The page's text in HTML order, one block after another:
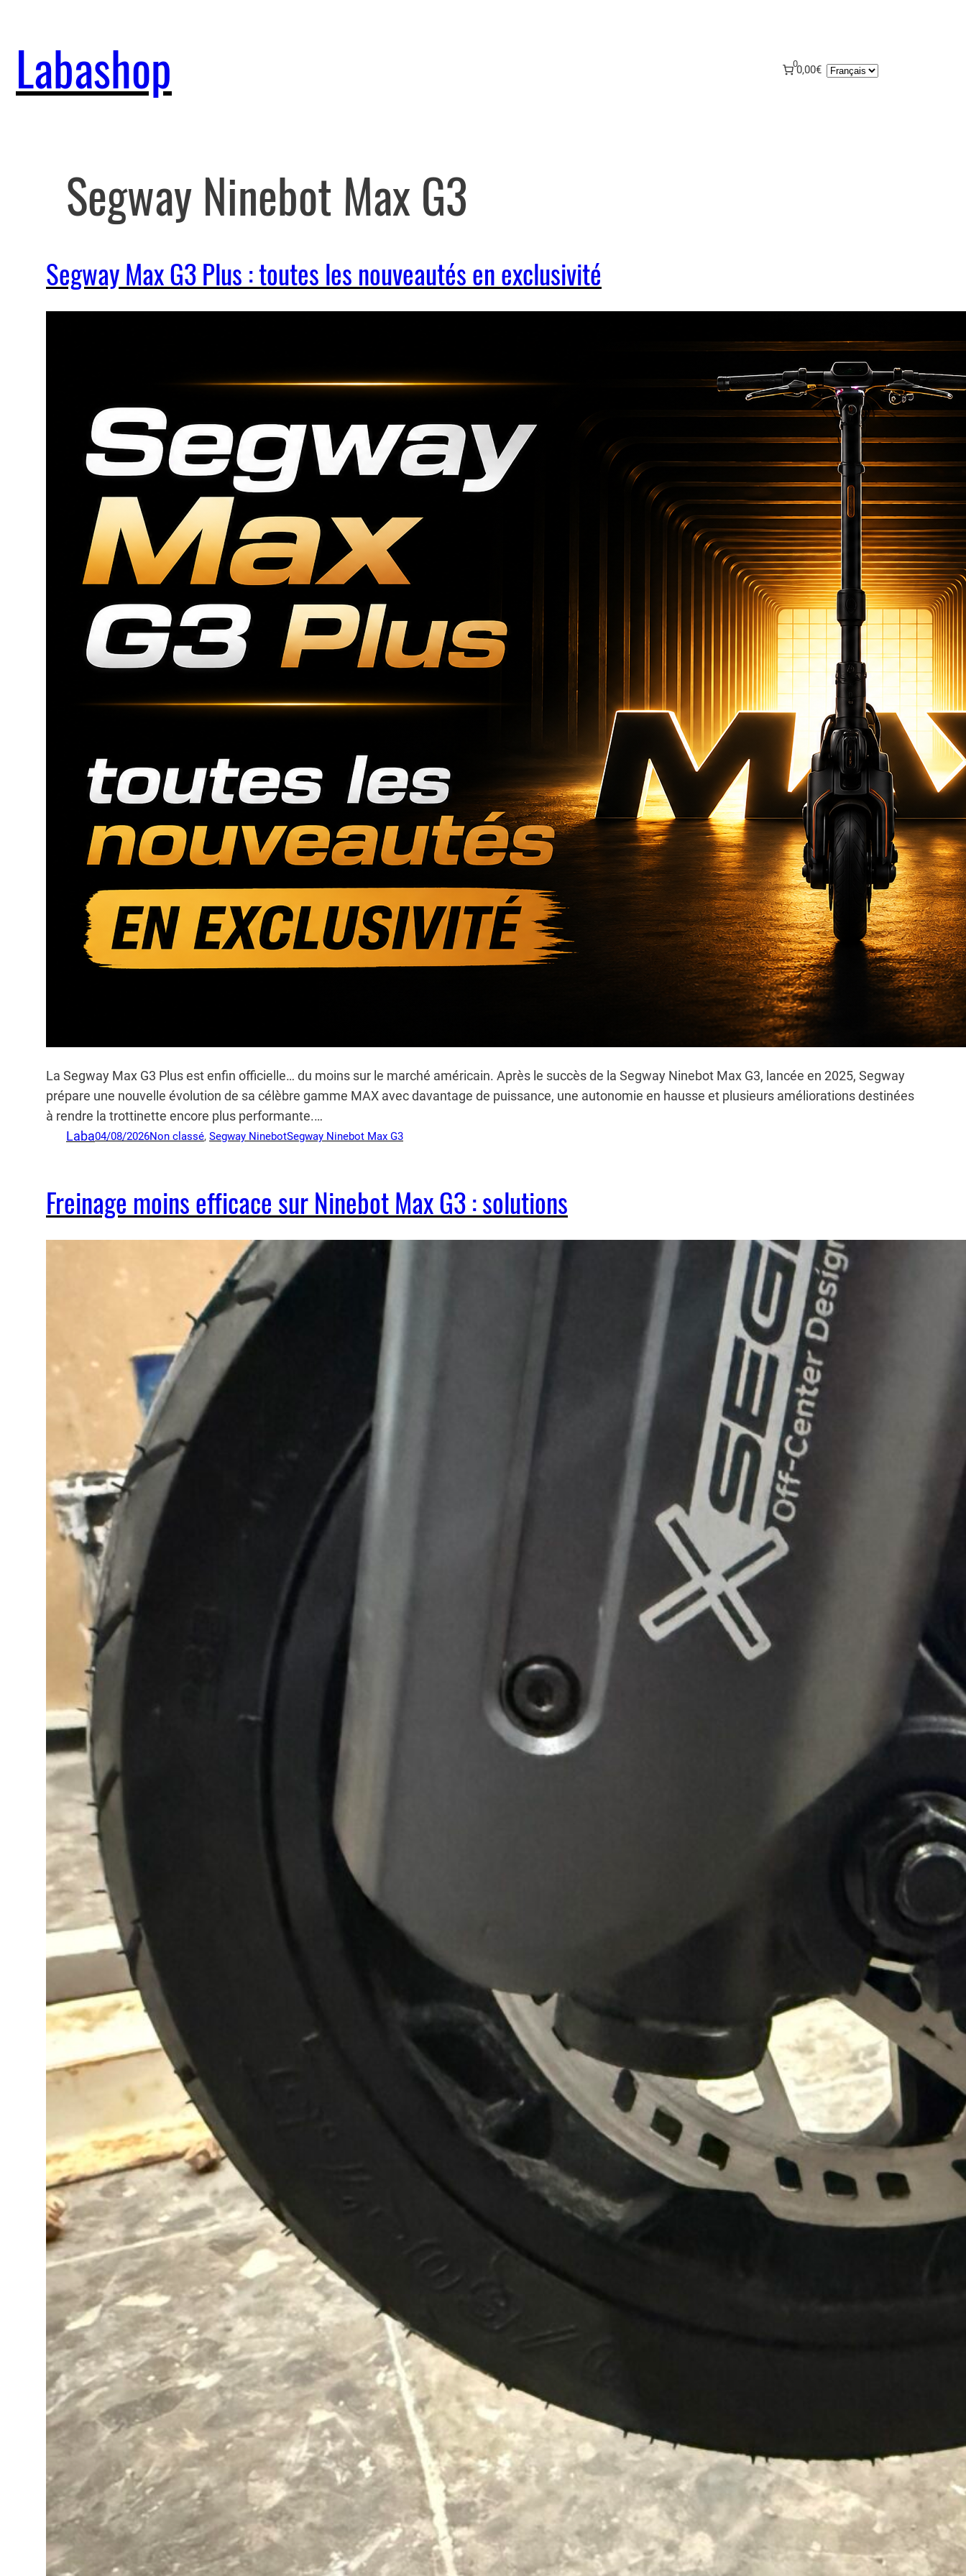
contenu
Labashop 00,00€ Choisir
Segway Ninebot Max G3
Segway Max G3 Plus : toutes les nouveautés en exclusivité
La Segway Max G3 Plus est enfin officielle… du moins sur le marché américain. Après le succès de la Segway Ninebot Max G3, lancée en 2025, Segway
prépare une nouvelle évolution de sa célèbre gamme MAX avec davantage de puissance, une autonomie en hausse et plusieurs améliorations destinées
à rendre la trottinette encore plus performante.…
Laba04/08/2026Non classé, Segway NinebotSegway Ninebot Max G3
Freinage moins efficace sur Ninebot Max G3 : solutions